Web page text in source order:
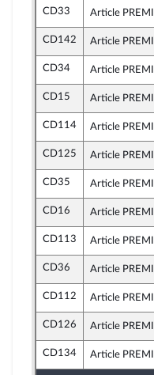
CD33 Article
CD142 Article
CD34 Article
CD15 Article
CD114 Article
CD125 Article
CD35 Article
CD16 Article
CD113 Article
CD36 Article
CD112 Article
CD126 Article
CD134 Article